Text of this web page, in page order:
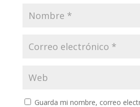
Guarda mi nombre, correo